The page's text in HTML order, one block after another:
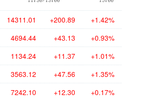
14311.01 +200.89 +1.42%
4694.44 +43.13 +0.93%
1134.24 +11.37 +1.01%
3563.12 +47.56 +1.35%
7242.10 +12.30 +0.17%